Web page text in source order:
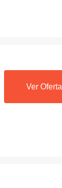
Ver Oferta